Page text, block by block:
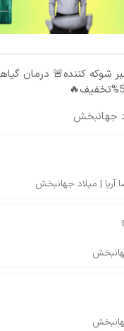
شوکه کننده🚨 درمان
جهانبخش
| میلاد جهانبخش